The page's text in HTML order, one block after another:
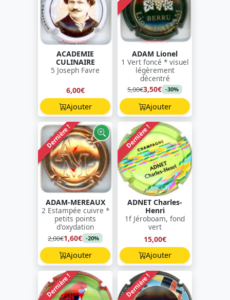
ACADEMIE
CULINAIRE
5 Joseph Favre
6,00€
Ajouter
ADAM Lionel
1 Vert foncé * visuel
légèrement
décentré
5,00€3,50€ -30%
Ajouter
Dernière !
ADAM-MEREAUX
2 Estampée cuivre *
petits points
d'oxydation
2,00€1,60€ -20%
Ajouter
Dernière !
ADNET Charles-
Henri
1f Jéroboam, fond
vert
15,00€
Ajouter
Dernière ! Dernière !